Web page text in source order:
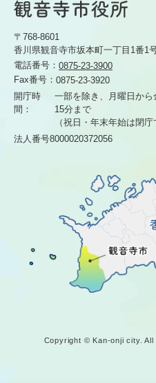
〒768-8601
香川県観音寺市坂本町一丁目1番1
電話番号： 0875-23-3900
Fax番号： 0875-23-3920
開庁時
間：
一部を除き、月曜日か
15分まで
（祝日・年末年始は閉庁
法人番号8000020372056
Copyright © Kan-onji city. All